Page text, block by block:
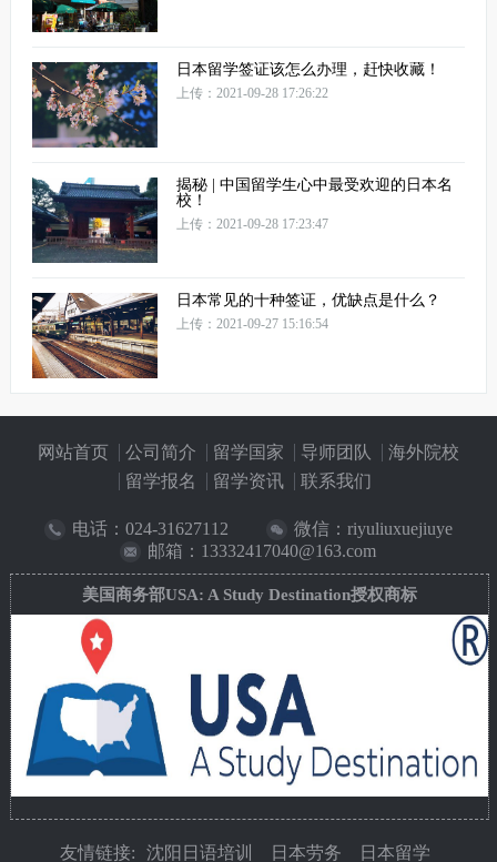
日本留学签证该怎么办理，赶快收藏！
上传：2021-09-28 17:26:22
揭秘 | 中国留学生心中最受欢迎的日本名
校！
上传：2021-09-28 17:23:47
日本常见的十种签证，优缺点是什么？
上传：2021-09-27 15:16:54
网站首页 公司简介 留学国家 导师团队
海外院校
留学报名
留学资讯 联系我们
电话： 024-31627112
微信：riyuliuxuejiuye
邮箱：13332417040@163.com
美国商务部USA: A Study Destination授权商标
友情链接: 沈阳日语培训 日本劳务 日本留学